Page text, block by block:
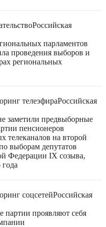
Российская
парламентов
проведения выборов и
региональных
телеэфираРоссийская
заметили предвыборные
пенсионеров
телеканалов на второй
выборам депутатов
Федерации IX созыва,
соцсетейРоссийская
партии проявляют себя